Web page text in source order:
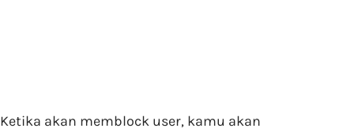
Ketika akan memblock user, kamu akan